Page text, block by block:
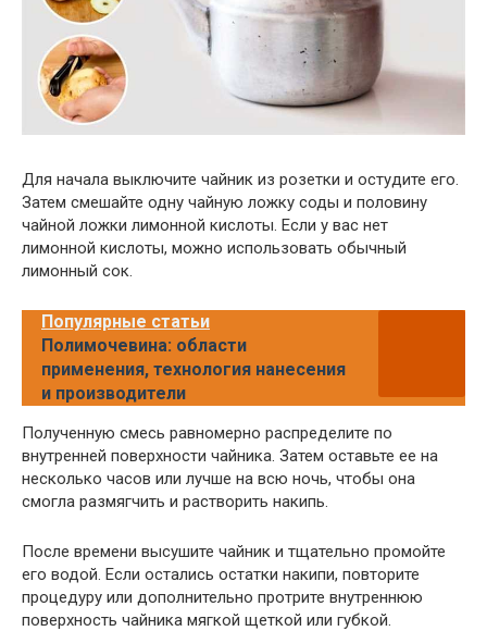
Для начала выключите чайник из розетки и остудите его.
Затем смешайте одну чайную ложку соды и половину
чайной ложки лимонной кислоты. Если у вас нет
лимонной кислоты, можно использовать обычный
лимонный сок.
Популярные статьи
Полимочевина: области
применения, технология нанесения
и производители
Полученную смесь равномерно распределите по
внутренней поверхности чайника. Затем оставьте ее на
несколько часов или лучше на всю ночь, чтобы она
смогла размягчить и растворить накипь.
После времени высушите чайник и тщательно промойте
его водой. Если остались остатки накипи, повторите
процедуру или дополнительно протрите внутреннюю
поверхность чайника мягкой щеткой или губкой.